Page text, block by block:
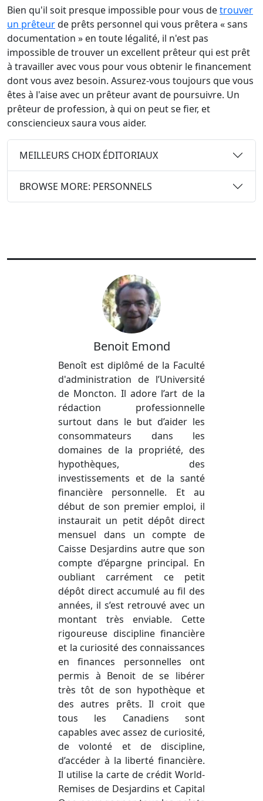
Bien qu'il soit presque impossible pour vous detrouver
un prêteurde prêts personnel qui vous prêtera « sans
documentation » en toute légalité, il n'est pas
impossible de trouver un excellent prêteur qui est prêt
à travailler avec vous pour vous obtenir le financement
dont vous avez besoin. Assurez-vous toujours que vous
êtes à l'aise avec un prêteur avant de poursuivre. Un
prêteur de profession, à qui on peut se fier, et
consciencieux saura vous aider.
MEILLEURS CHOIX ÉDITORIAUX
BROWSE MORE: PERSONNELS
Benoit Emond
Benoît est diplômé de la Faculté
d'administration de l’Université
de Moncton. Il adore l’art de la
rédaction professionnelle
surtout dans le but d’aider les
consommateurs dans les
domaines de la propriété, des
hypothèques, des
investissements et de la santé
financière personnelle. Et au
début de son premier emploi, il
instaurait un petit dépôt direct
mensuel dans un compte de
Caisse Desjardins autre que son
compte d’épargne principal. En
oubliant carrément ce petit
dépôt direct accumulé au fil des
années, il s’est retrouvé avec un
montant très enviable. Cette
rigoureuse discipline financière
et la curiosité des connaissances
en finances personnelles ont
permis à Benoit de se libérer
très tôt de son hypothèque et
des autres prêts. Il croit que
tous les Canadiens sont
capables avec assez de curiosité,
de volonté et de discipline,
d’accéder à la liberté financière.
Il utilise la carte de crédit World-
Remises de Desjardins et Capital